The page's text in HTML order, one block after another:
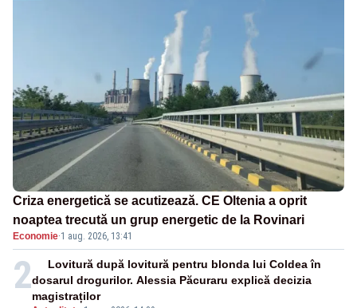
Criza energetică se acutizează. CE Oltenia a oprit
noaptea trecută un grup energetic de la Rovinari
Economie·1 aug. 2026, 13:41
2
Lovitură după lovitură pentru blonda lui Coldea în
dosarul drogurilor. Alessia Păcuraru explică decizia
magistraților